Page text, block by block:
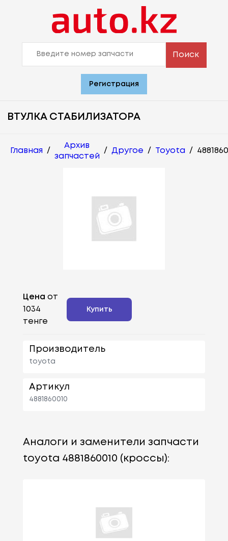
Поиск
Регистрация
ВТУЛКА СТАБИЛИЗАТОРА
Главная /
Архив
запчастей
/ Другое / Toyota /
Цена от
1034
тенге
Купить
Производитель
toyota
Артикул
4881860010
Аналоги и заменители запчасти
toyota 4881860010 (кроссы):